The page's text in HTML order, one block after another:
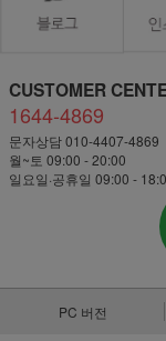
CUSTOMER
1644-4869
문자상담 010-4407-4869
월~토 09:00 - 20:00
일요일·공휴일 09:00 -
PC 버전